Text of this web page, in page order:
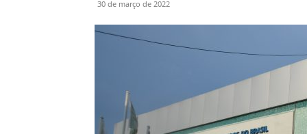
30 de março de 2022